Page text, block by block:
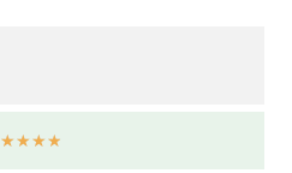
☆☆☆☆